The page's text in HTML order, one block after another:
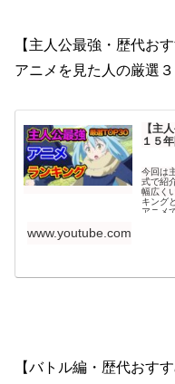
【主人公最強・歴代お
アニメを見た人の厳選
【主
１５
今回は
式で紹
幅広く
キング
アニメ
www.youtube.com
【バトル編・歴代おす